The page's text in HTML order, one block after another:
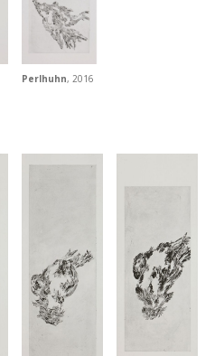
Perlhuhn, 2016